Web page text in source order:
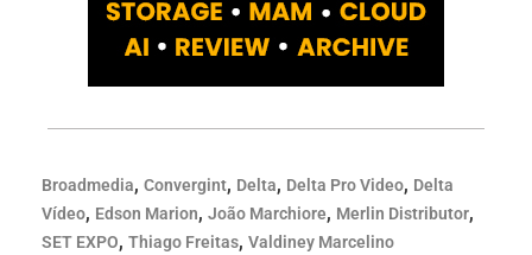
Broadmedia, Convergint, Delta, Delta Pro Video, Delta
Vídeo, Edson Marion, João Marchiore, Merlin Distributor,
SET EXPO, Thiago Freitas, Valdiney Marcelino